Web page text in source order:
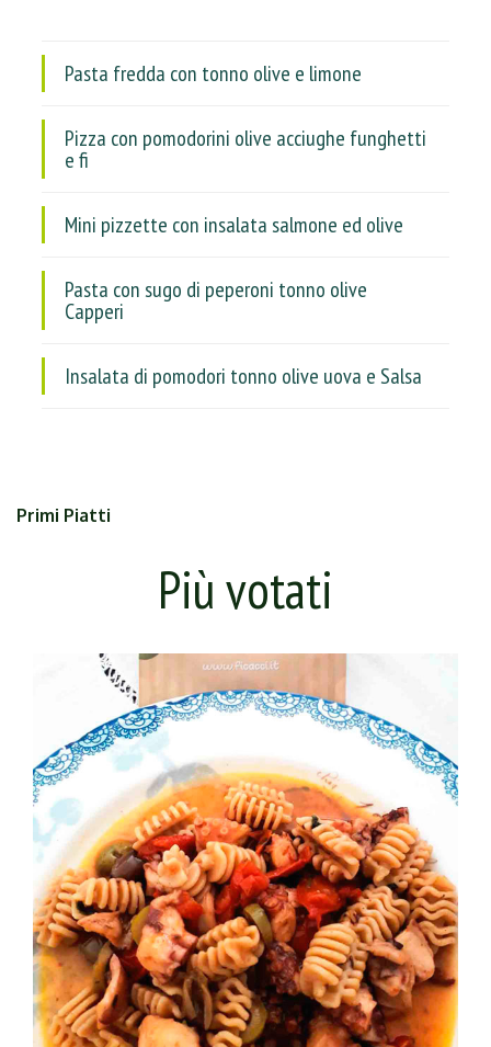
Pasta fredda con tonno olive e limone
Pizza con pomodorini olive acciughe funghetti
e fi
Mini pizzette con insalata salmone ed olive
Pasta con sugo di peperoni tonno olive
Capperi
Insalata di pomodori tonno olive uova e Salsa
Primi Piatti
Più votati